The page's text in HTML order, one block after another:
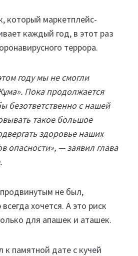
который маркетплейс-
каждый год, в этот раз
террора.
году мы не смогли
Пока продолжается
безответственно с нашей
такое большое
здоровье наших
опасности», — заявил глава
не был,
хочется. А это риск
для апашек и аташек.
памятной дате с кучей